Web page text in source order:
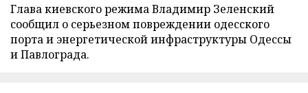
Глава киевского режима Владимир Зеленский
сообщил о серьезном повреждении одесского
порта и энергетической инфраструктуры Одессы
и Павлограда.